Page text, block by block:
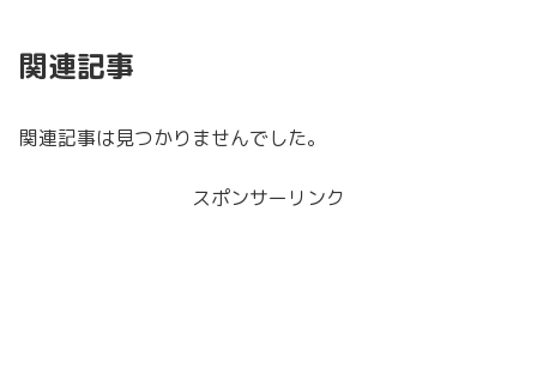
関連記事
関連記事は見つかりませんでした。
スポンサーリンク